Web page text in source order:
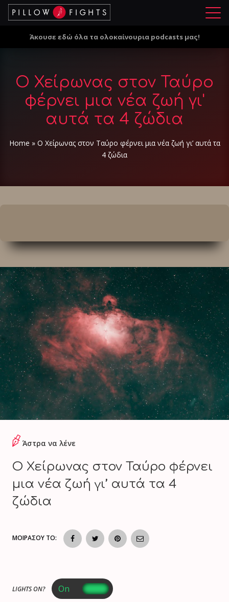
Μ
ο
Άκουσε εδώ όλα τα ολοκαίνουρια podcasts μας!
Ο Χείρωνας στον Ταύρο
φέρνει μια νέα ζωή γι'
αυτά τα 4 ζώδια
Home » Ο Χείρωνας στον Ταύρο φέρνει μια νέα ζωή γι’ αυτά τα
4 ζώδια
Άστρα να λένε
Ο Χείρωνας στον Ταύρο φέρνει
μια νέα ζωή γι’ αυτά τα 4
ζώδια
ΜΟΙΡΑΣΟΥ ΤΟ:
LIGHTS ON?